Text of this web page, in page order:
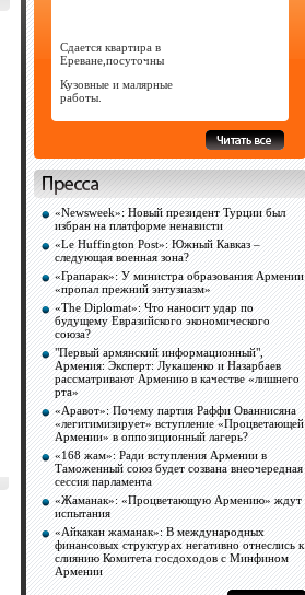
Сдается квартира в
Ереване,посуточны
Кузовные и малярные
работы.
«Newsweek»: Новый президент Турции был
избран на платформе ненависти
«Le Huffington Post»: Южный Кавказ –
следующая военная зона?
«Грапарак»: У министра образования Армении
«пропал прежний энтузиазм»
«The Diplomat»: Что наносит удар по
будущему Евразийского экономического
союза?
"Первый армянский информационный",
Армения: Эксперт: Лукашенко и Назарбаев
рассматривают Армению в качестве «лишнего
рта»
«Аравот»: Почему партия Раффи Ованнисяна
«легитимизирует» вступление «Процветающей
Армении» в оппозиционный лагерь?
«168 жам»: Ради вступления Армении в
Таможенный союз будет созвана внеочередная
сессия парламента
«Жаманак»: «Процветающую Армению» ждут
испытания
«Айкакан жаманак»: В международных
финансовых структурах негативно отнеслись к
слиянию Комитета госдоходов с Минфином
Армении